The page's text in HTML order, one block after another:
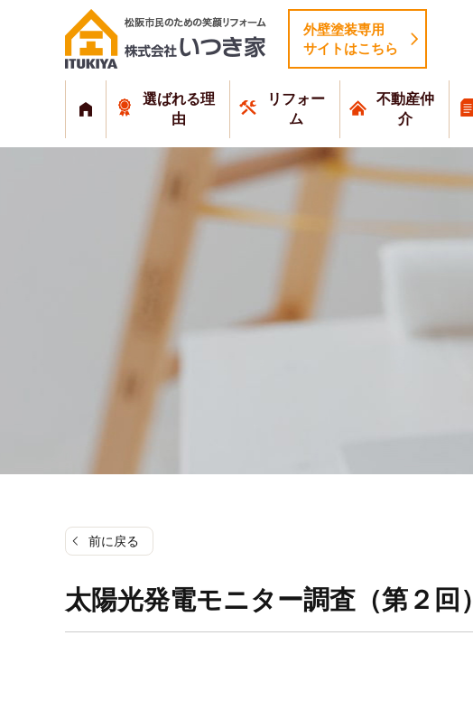
外壁塗装専用
サイトはこちら
選ばれる理
由
リフォー
ム
不動産仲
介
前に戻る
太陽光発電モニター調査（第２回）